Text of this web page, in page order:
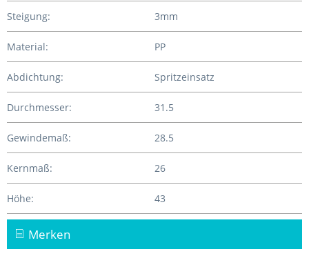
Steigung: 3mm
Material: PP
Abdichtung: Spritzeinsatz
Durchmesser: 31.5
Gewindemaß: 28.5
Kernmaß: 26
Höhe: 43
Merken